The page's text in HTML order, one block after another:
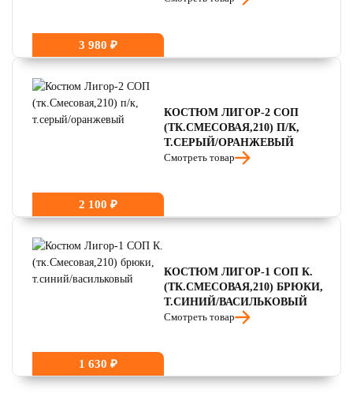
3 980 ₽
2 100 ₽
КОСТЮМ ЛИГОР-2 СОП
(ТК.СМЕСОВАЯ,210) П/К,
Т.СЕРЫЙ/ОРАНЖЕВЫЙ
Смотреть товар
1 630 ₽
КОСТЮМ ЛИГОР-1 СОП К.
(ТК.СМЕСОВАЯ,210) БРЮКИ,
Т.СИНИЙ/ВАСИЛЬКОВЫЙ
Смотреть товар